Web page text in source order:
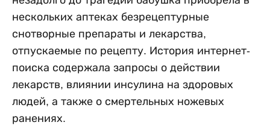
нескольких аптеках безрецептурные
снотворные препараты и лекарства,
отпускаемые по рецепту. История интернет-
поиска содержала запросы о действии
лекарств, влиянии инсулина на здоровых
людей, а также о смертельных ножевых
ранениях.